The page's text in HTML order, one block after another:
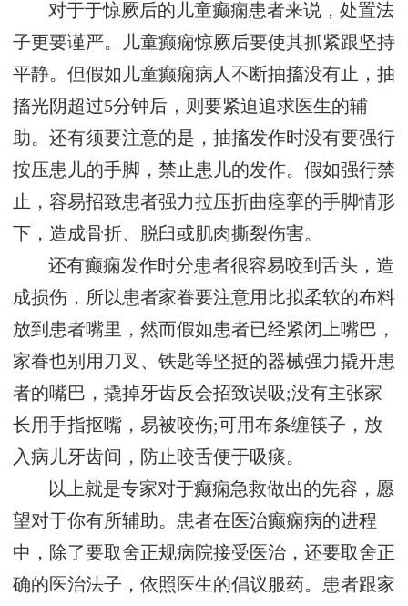
对于于惊厥后的儿童癫痫患者来说，处置法
子更要谨严。儿童癫痫惊厥后要使其抓紧跟坚持
平静。但假如儿童癫痫病人不断抽搐没有止，抽
搐光阴超过5分钟后，则要紧迫追求医生的辅
助。还有须要注意的是，抽搐发作时没有要强行
按压患儿的手脚，禁止患儿的发作。假如强行禁
止，容易招致患者强力拉压折曲痉挛的手脚情形
下，造成骨折、脱臼或肌肉撕裂伤害。
还有癫痫发作时分患者很容易咬到舌头，造
成损伤，所以患者家眷要注意用比拟柔软的布料
放到患者嘴里，然而假如患者已经紧闭上嘴巴，
家眷也别用刀叉、铁匙等坚挺的器械强力撬开患
者的嘴巴，撬掉牙齿反会招致误吸;没有主张家
长用手指抠嘴，易被咬伤;可用布条缠筷子，放
入病儿牙齿间，防止咬舌便于吸痰。
以上就是专家对于癫痫急救做出的先容，愿
望对于你有所辅助。患者在医治癫痫病的进程
中，除了要取舍正规病院接受医治，还要取舍正
确的医治法子，依照医生的倡议服药。患者跟家